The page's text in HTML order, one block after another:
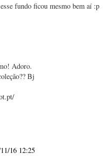
fundo ficou mesmo bem aí :p
Adoro.
Bj
16 12:25